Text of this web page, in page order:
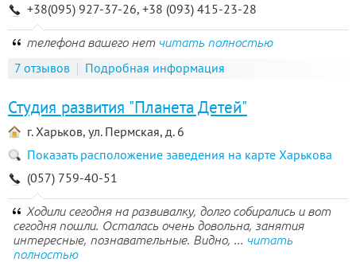
+38(095) 927-37-26, +38 (093) 415-23-28
телефона вашего нет читать полностью
7 отзывов Подробная информация
Студия развития "Планета Детей"
г. Харьков, ул. Пермская, д. 6
Показать расположение заведения на карте Харькова
(057) 759-40-51
Ходили сегодня на развивалку, долго собирались и вот
сегодня пошли. Осталась очень довольна, занятия
интересные, познавательные. Видно, ... читать
полностью